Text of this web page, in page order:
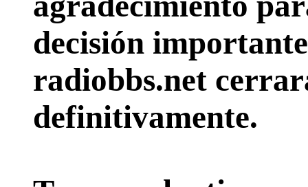
decisión
radiobbs.net
definitivamente.